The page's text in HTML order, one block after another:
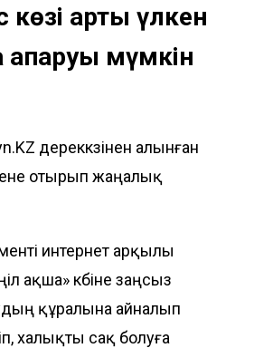
көзі арты үлкен
мүмкін
дереккөзінен алынған
отырып жаңалық
интернет арқылы
ақша» көбіне заңсыз
құралына айналып
халықты сақ болуға